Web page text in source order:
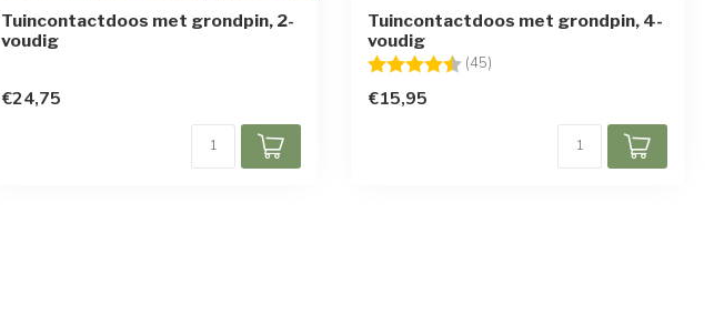
Tuincontactdoos met grondpin, 2-
voudig
€24,75
Tuincontactdoos met grondpin, 4-
voudig
Beoordeling: (45)
€15,95